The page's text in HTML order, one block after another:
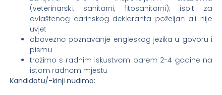
(veterinarski, sanitarni, fitosanitarni); ispit za
ovlaštenog carinskog deklaranta poželjan ali nije
uvjet
obavezno poznavanje engleskog jezika u govoru i
pismu
tražimo s radnim iskustvom barem 2-4 godine na
istom radnom mjestu
Kandidatu/-kinji nudimo: